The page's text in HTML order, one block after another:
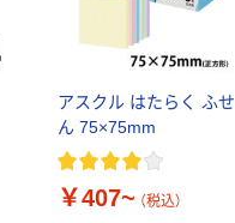
アスクル はたらく ふせ
ん 75×75mm
￥407~ （税込）